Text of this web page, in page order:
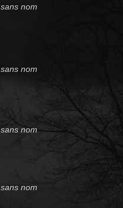
sans nom
sans nom
sans nom
sans nom